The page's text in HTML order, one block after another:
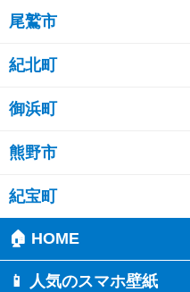
尾鷲市
紀北町
御浜町
熊野市
紀宝町
🏠 HOME
📱 人気のスマホ壁紙